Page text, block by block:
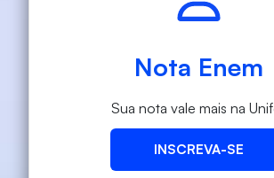
Nota Enem
Sua nota vale mais na
INSCREVA-SE